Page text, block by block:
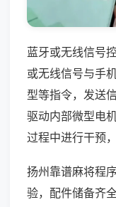
蓝牙或无线信号
或无线信号与手
型等指令，发送
驱动内部微型电
过程中进行干预
扬州靠谱麻将程
验，配件储备齐